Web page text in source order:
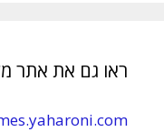
ראו גם את אתר